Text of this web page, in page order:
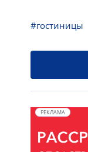
#гостиницы
РЕКЛАМА